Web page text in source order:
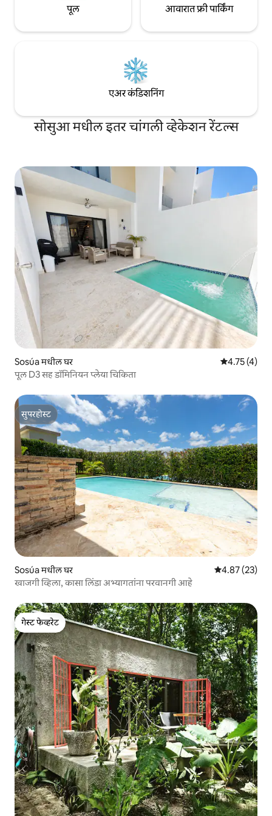
पूल आवारात फ्री पार्किंग
एअर कंडिशनिंग
सोसुआ मधील इतर चांगली व्हेकेशन रेंटल्स
Sosúa मधील घर 5 पैकी 4.75
4.75 (4)
पूल D3 सह डॉमिनियन प्लेया चिकिता
सुपरहोस्ट
सुपरहोस्ट
Sosúa मधील घर 5 पैकी 4.87
4.87 (23)
खाजगी व्हिला, कासा लिंडा अभ्यागतांना परवानगी आहे
गेस्ट फेव्हरेट
गेस्ट फेव्हरेट